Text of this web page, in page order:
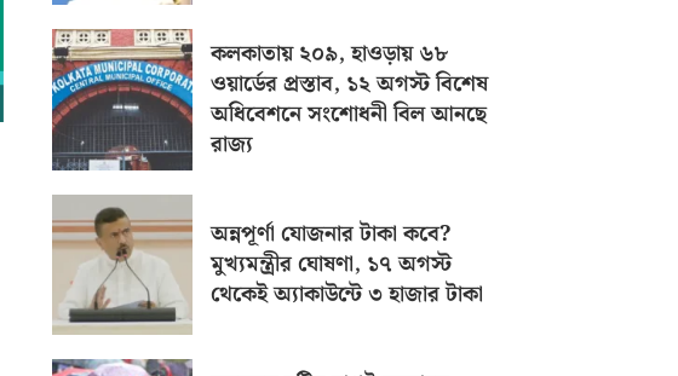
কলকাতায় ২০৯, হাওড়ায় ৬৮
ওয়ার্ডের প্রস্তাব, ১২ অগস্ট বিশেষ
অধিবেশনে সংশোধনী বিল আনছে
রাজ্য
অন্নপূর্ণা যোজনার টাকা কবে?
মুখ্যমন্ত্রীর ঘোষণা, ১৭ অগস্ট
থেকেই অ্যাকাউন্টে ৩ হাজার টাকা